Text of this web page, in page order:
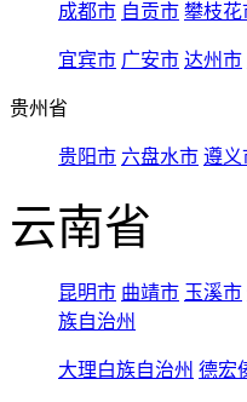
成都市 自贡市 攀枝花
宜宾市 广安市 达州市
贵州省
贵阳市 六盘水市 遵义
云南省
昆明市 曲靖市 玉溪市
族自治州
大理白族自治州 德宏